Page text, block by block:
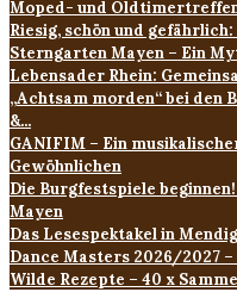
Moped- und
Riesig, schön und
Sterngarten Mayen – Ein
Lebensader Rhein:
„Achtsam morden“ bei den
&...
GANIFIM – Ein
Gewöhnlichen
Die Burgfestspiele
Mayen
Das Lesespektakel in
Dance Masters 2026/2027
Wilde Rezepte – 40 x